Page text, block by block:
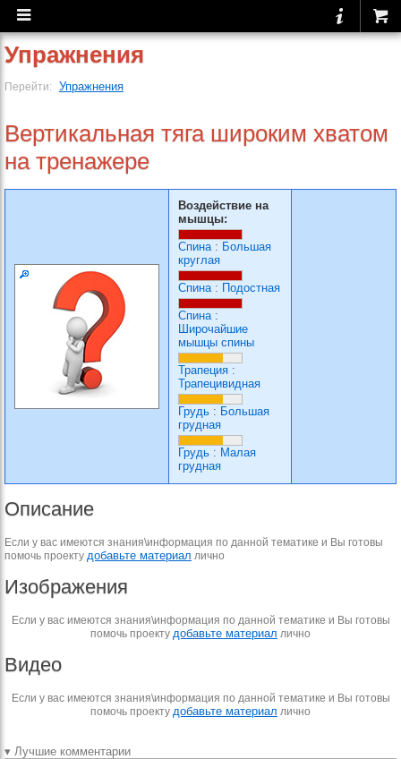
Упражнения
Перейти: Упражнения
Вертикальная тяга широким хватом
на тренажере
Воздействие на
мышцы:
Спина: Большая
круглая
Спина: Подостная
Спина:
Широчайшие
мышцы спины
Трапеция :
Трапецивидная
Грудь : Большая
грудная
Грудь : Малая
грудная
Описание
Если у вас имеются знания\информация по данной тематике и Вы готовы
помочь проекту добавьте материал лично
Изображения
Если у вас имеются знания\информация по данной тематике и Вы готовы
помочь проекту добавьте материал лично
Видео
Если у вас имеются знания\информация по данной тематике и Вы готовы
помочь проекту добавьте материал лично
▾ Лучшие комментарии